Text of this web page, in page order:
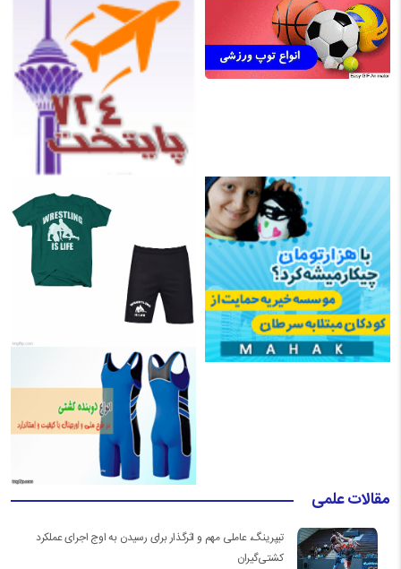
مقالات علمی
تیپرینگ، عاملی مهم و اثرگذار برای رسیدن به اوج اجرای عملکرد
کشتی‌گیران